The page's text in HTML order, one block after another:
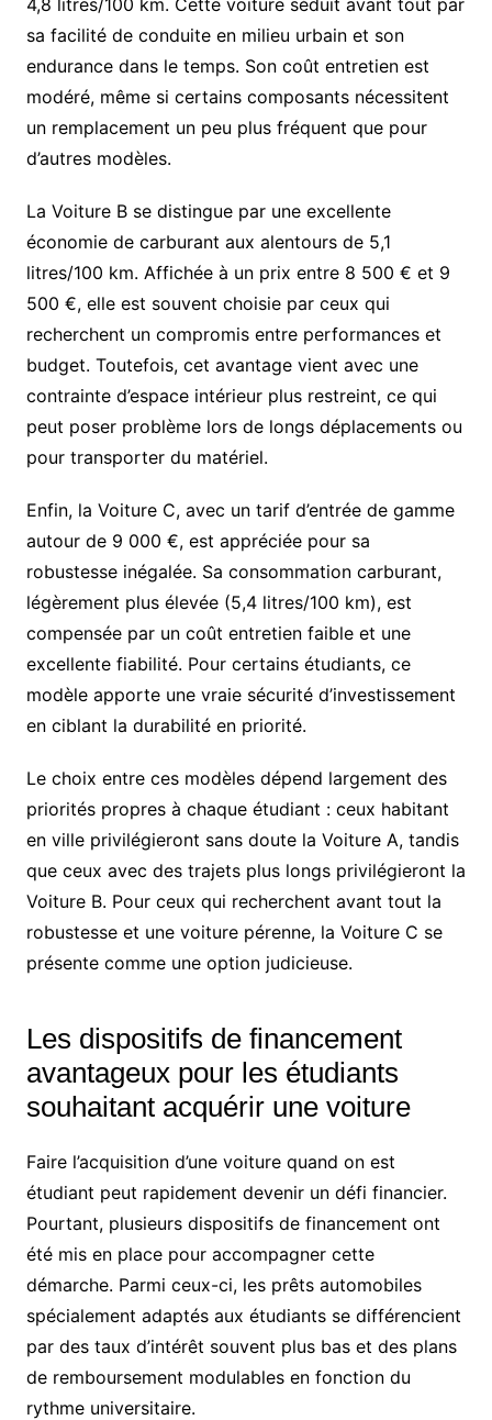
sa facilité de conduite en milieu urbain et son
endurance dans le temps. Son coût entretien est
modéré, même si certains composants nécessitent
un remplacement un peu plus fréquent que pour
d’autres modèles.
La Voiture B se distingue par une excellente
économie de carburant aux alentours de 5,1
litres/100 km. Affichée à un prix entre 8 500 € et 9
500 €, elle est souvent choisie par ceux qui
recherchent un compromis entre performances et
budget. Toutefois, cet avantage vient avec une
contrainte d’espace intérieur plus restreint, ce qui
peut poser problème lors de longs déplacements ou
pour transporter du matériel.
Enfin, la Voiture C, avec un tarif d’entrée de gamme
autour de 9 000 €, est appréciée pour sa
robustesse inégalée. Sa consommation carburant,
légèrement plus élevée (5,4 litres/100 km), est
compensée par un coût entretien faible et une
excellente fiabilité. Pour certains étudiants, ce
modèle apporte une vraie sécurité d’investissement
en ciblant la durabilité en priorité.
Le choix entre ces modèles dépend largement des
priorités propres à chaque étudiant : ceux habitant
en ville privilégieront sans doute la Voiture A, tandis
que ceux avec des trajets plus longs privilégieront la
Voiture B. Pour ceux qui recherchent avant tout la
robustesse et une voiture pérenne, la Voiture C se
présente comme une option judicieuse.
Les dispositifs de financement
avantageux pour les étudiants
souhaitant acquérir une voiture
Faire l’acquisition d’une voiture quand on est
étudiant peut rapidement devenir un défi financier.
Pourtant, plusieurs dispositifs de financement ont
été mis en place pour accompagner cette
démarche. Parmi ceux-ci, les prêts automobiles
spécialement adaptés aux étudiants se différencient
par des taux d’intérêt souvent plus bas et des plans
de remboursement modulables en fonction du
rythme universitaire.